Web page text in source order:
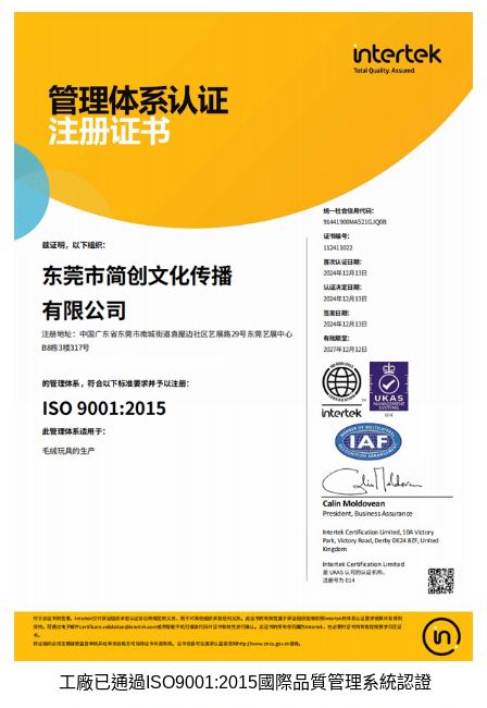
工廠已通過ISO9001:2015國際品質管理系統認證